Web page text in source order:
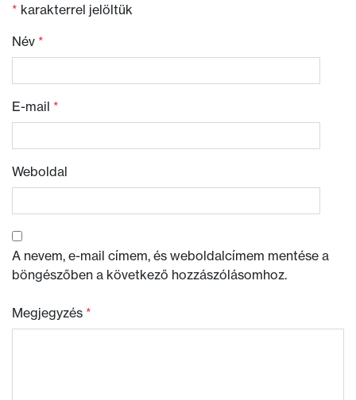
* karakterrel jelöltük
Név *
E-mail *
Weboldal
A nevem, e-mail címem, és weboldalcímem mentése a
böngészőben a következő hozzászólásomhoz.
Megjegyzés *